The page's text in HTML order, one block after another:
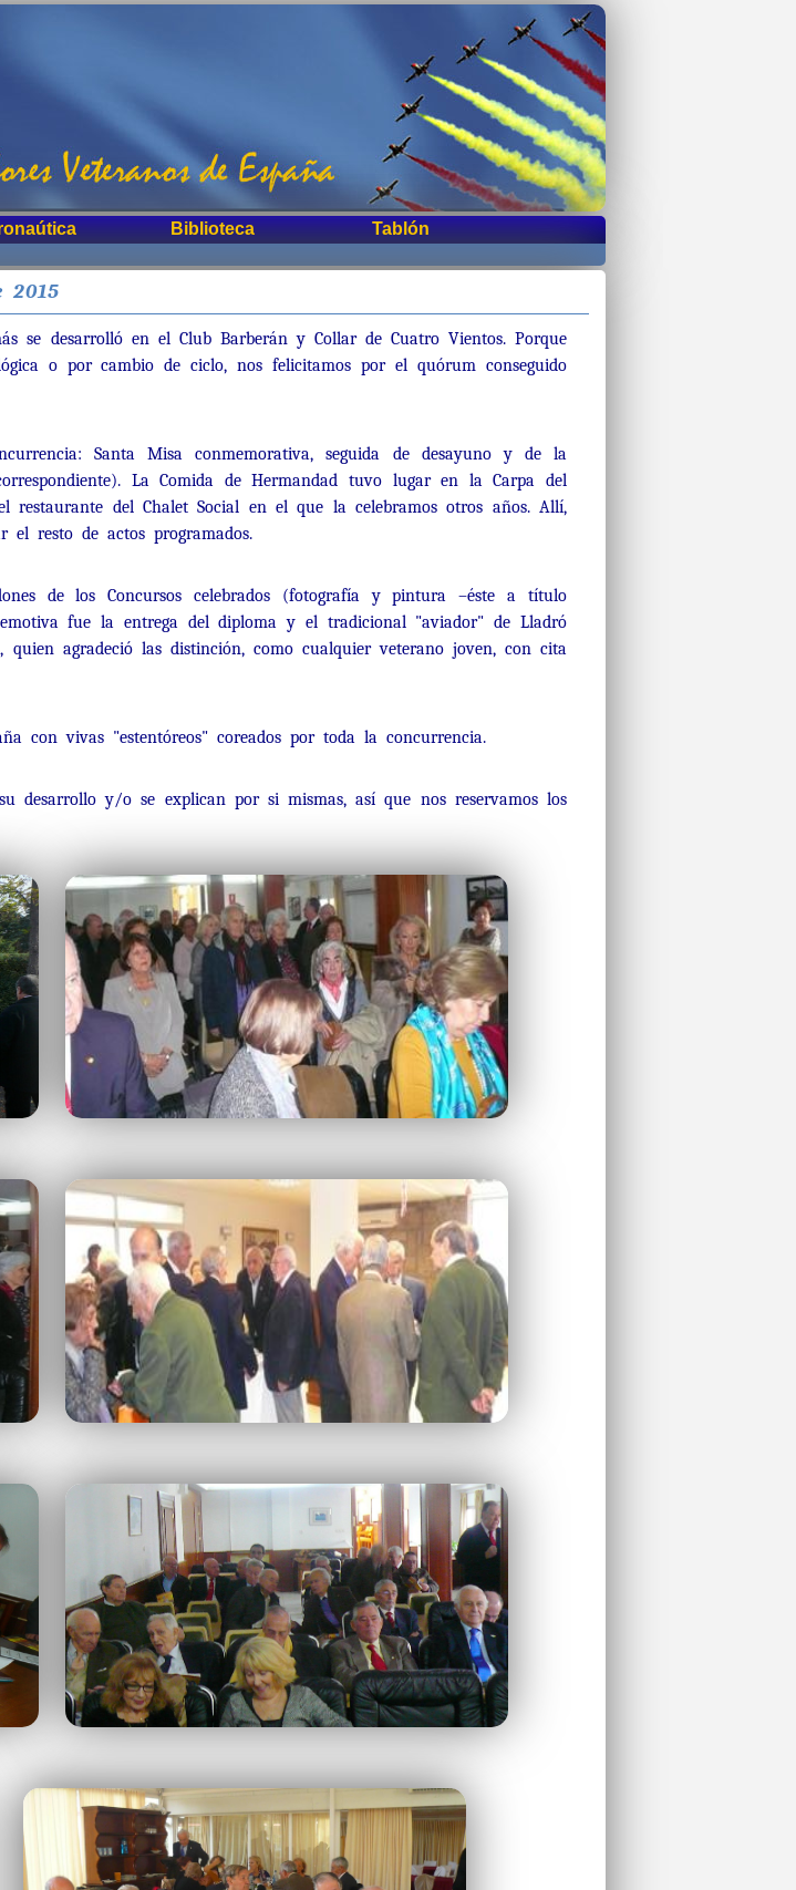
Biblioteca Tablón
se desarrolló en el Club Barberán y Collar de Cuatro Vientos. Porque
o por cambio de ciclo, nos felicitamos por el quórum conseguido
Santa Misa conmemorativa, seguida de desayuno y de la
La Comida de Hermandad tuvo lugar en la Carpa del
restaurante del Chalet Social en el que la celebramos otros años. Allí,
el resto de actos programados.
de los Concursos celebrados (fotografía y pintura –éste a título
emotiva fue la entrega del diploma y el tradicional "aviador" de Lladró
quien agradeció las distinción, como cualquier veterano joven, con cita
con vivas "estentóreos" coreados por toda la concurrencia.
desarrollo y/o se explican por si mismas, así que nos reservamos los